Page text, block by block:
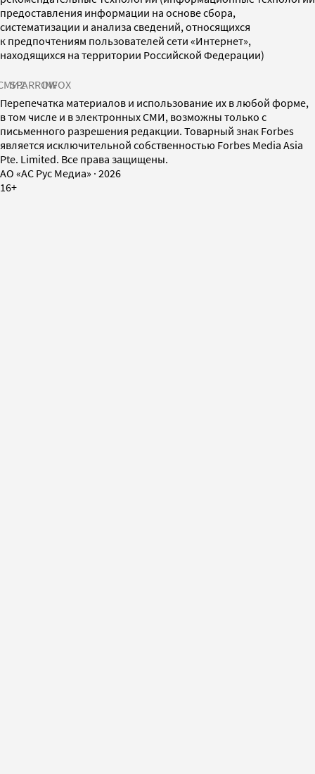
предоставления информации на основе сбора,
систематизации и анализа сведений, относящихся
к предпочтениям пользователей сети «Интернет»,
находящихся на территории Российской Федерации)
SPARROWINFOX
Перепечатка материалов и использование их в любой форме,
в том числе и в электронных СМИ, возможны только с
письменного разрешения редакции. Товарный знак Forbes
является исключительной собственностью Forbes Media Asia
Pte. Limited. Все права защищены.
AO «АС Рус Медиа» · 2026
16+